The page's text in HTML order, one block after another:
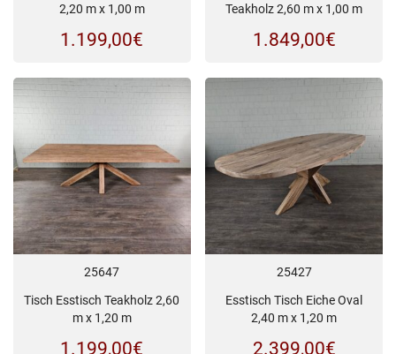
2,20 m x 1,00 m
1.199,00€
Teakholz 2,60 m x 1,00 m
1.849,00€
25647
Tisch Esstisch Teakholz 2,60
m x 1,20 m
1.199,00€
25427
Esstisch Tisch Eiche Oval
2,40 m x 1,20 m
2.399,00€